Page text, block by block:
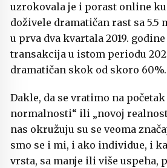
uzrokovala je i porast online
doživele dramatičan rast sa
u prva dva kvartala 2019.
transakcija u istom periodu
dramatičan skok od skoro 60%.
Dakle, da se vratimo na
normalnosti“ ili „novoj
nas okružuju su se veoma
smo se i mi, i ako individue, i
vrsta, sa manje ili više uspeha,